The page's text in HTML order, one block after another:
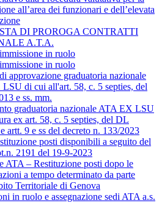
all’area dei funzionari e dell’elevata
DI PROROGA CONTRATTI
A.T.A.
in ruolo
in ruolo
approvazione graduatoria nazionale
di cui all'art. 58, c. 5 septies, del
e ss. mm.
graduatoria nazionale ATA EX LSU
ex art. 58, c. 5 septies, del DL
artt. 9 e ss del decreto n. 133/2023
posti disponibili a seguito del
2191 del 19-9-2023
ATA – Restituzione posti dopo le
a tempo determinato da parte
Territoriale di Genova
in ruolo e assegnazione sedi ATA a.s.